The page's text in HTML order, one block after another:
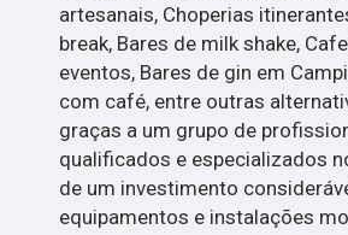
artesanais, Choperias
break, Bares de milk shake,
eventos, Bares de gin em
com café, entre outras
graças a um grupo de
qualificados e especializados
de um investimento
equipamentos e instalações